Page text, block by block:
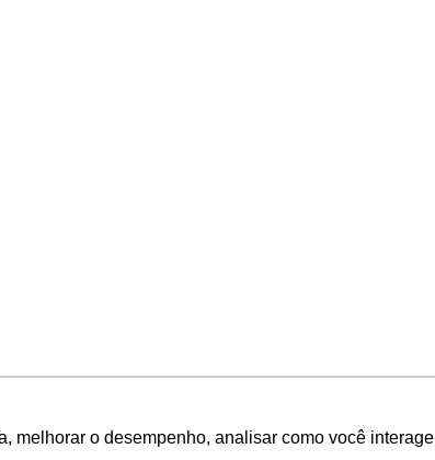
melhorar o desempenho, analisar como você